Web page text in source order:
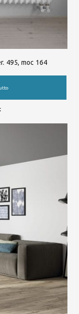
495, moc 164